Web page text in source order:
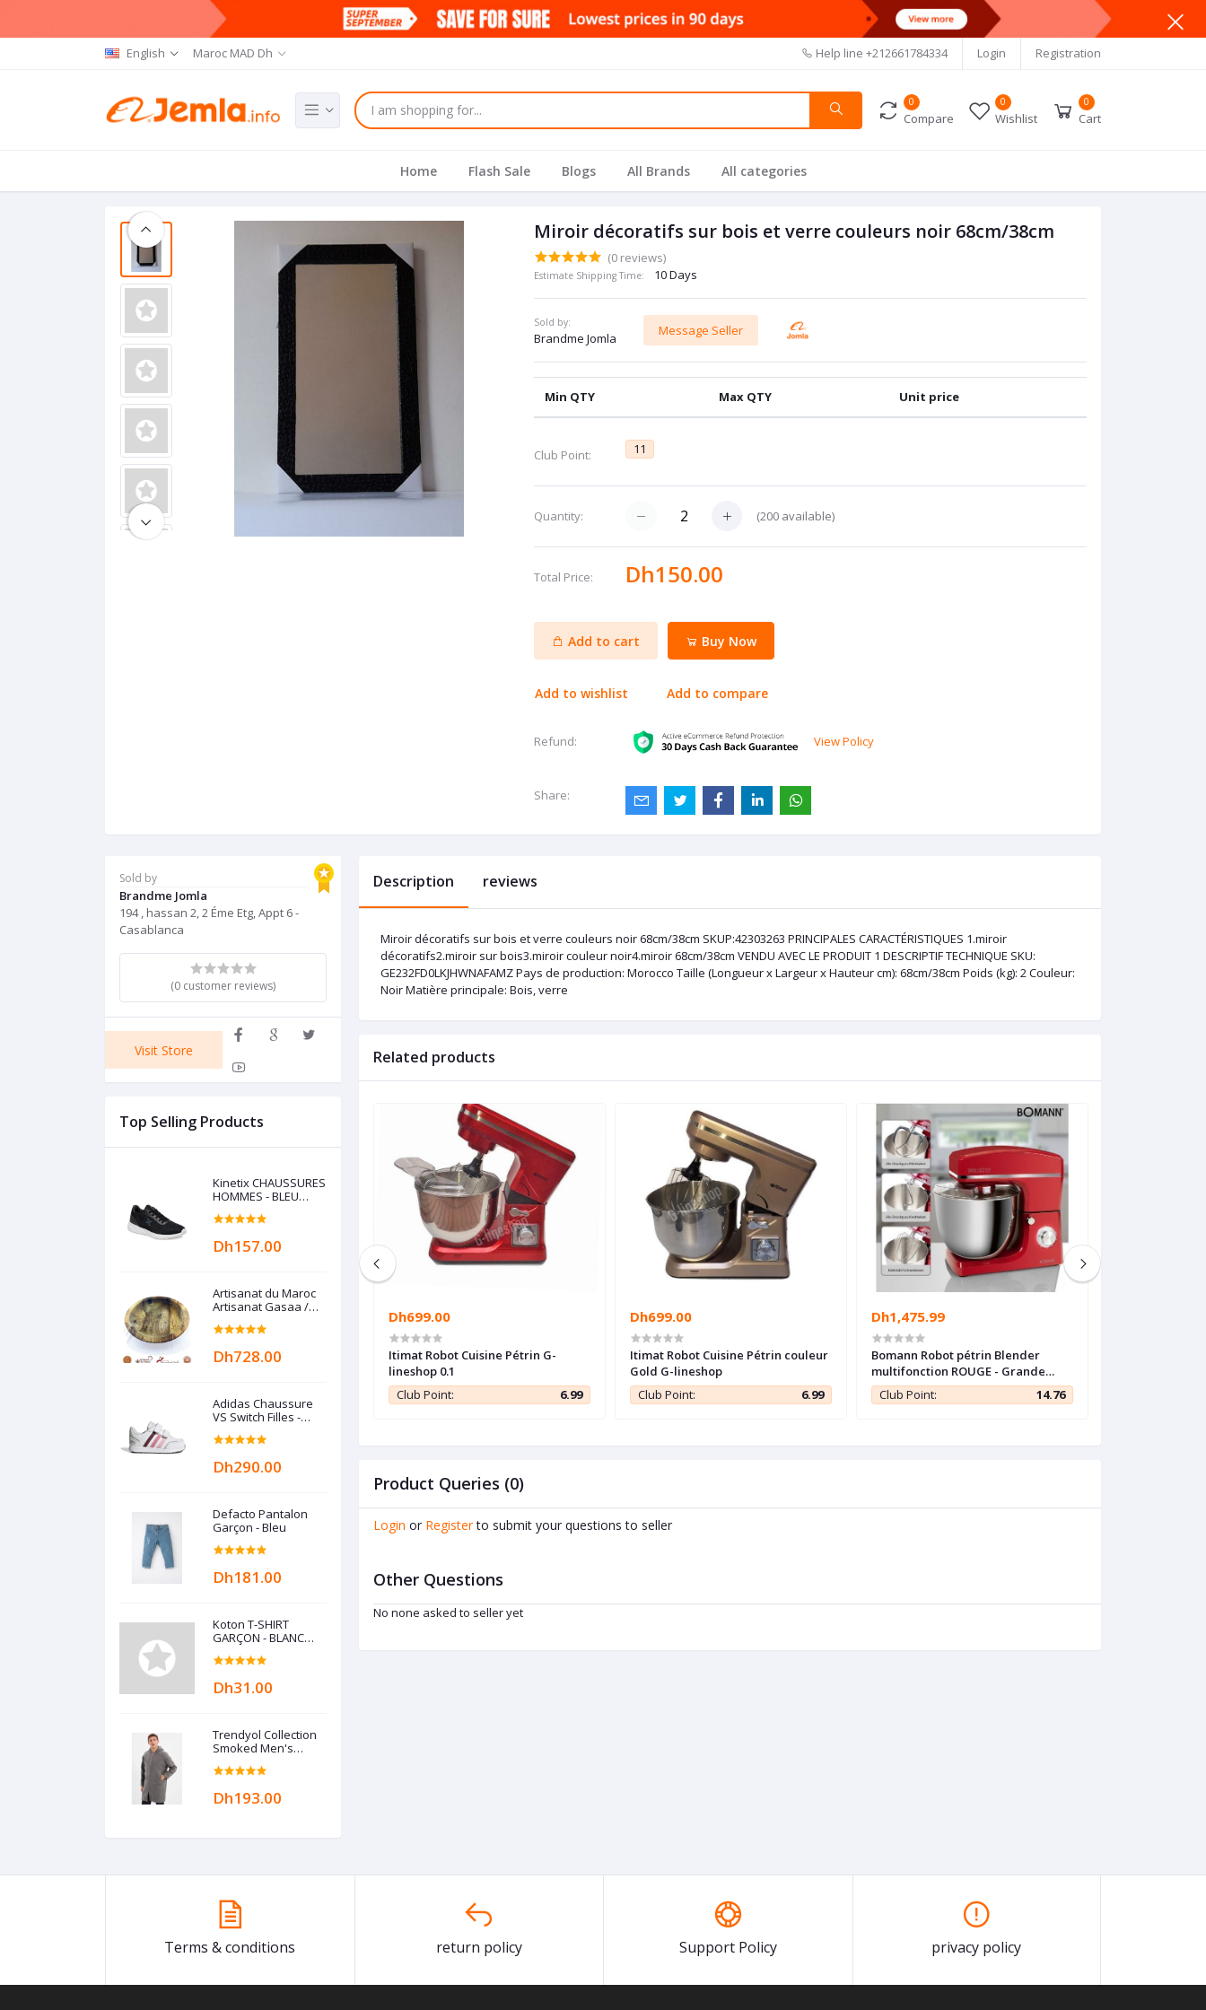
English Maroc MAD Dh Help line +212661784334 Login Registration
0
Compare
0
Wishlist
0
Cart
Home Flash Sale Blogs All Brands All categories
Miroir décoratifs sur bois et verre couleurs noir 68cm/38cm
(0 reviews)
Estimate Shipping Time: 10 Days
Sold by:
Brandme Jomla
Message Seller
Min QTY Max QTY Unit price
Club Point: 11
Quantity: (200 available)
Total Price: Dh150.00
Add to cart Buy Now
Add to wishlist Add to compare
Refund: View Policy
Share:
Sold by
Brandme Jomla
194 , hassan 2, 2 Éme Etg, Appt 6 -
Casablanca
(0 customer reviews)
Visit Store
Top Selling Products
Kinetix CHAUSSURES
HOMMES - BLEU
MARINE
Dh157.00
Artisanat du Maroc
Artisanat Gasaa /
Gas3a / Guesâa /
Plat à couscous en
Dh728.00
Adidas Chaussure
VS Switch Filles -
Crystal Blanc
Dh290.00
Defacto Pantalon
Garçon - Bleu
Dh181.00
Koton T-SHIRT
GARÇON - BLANC
ECRU
Dh31.00
Trendyol Collection
Smoked Men's
Hooded Zippered
Oversize Coat
Dh193.00
Description reviews
Miroir décoratifs sur bois et verre couleurs noir 68cm/38cm SKUP:42303263 PRINCIPALES CARACTÉRISTIQUES 1.miroir
décoratifs2.miroir sur bois3.miroir couleur noir4.miroir 68cm/38cm VENDU AVEC LE PRODUIT 1 DESCRIPTIF TECHNIQUE SKU:
GE232FD0LKJHWNAFAMZ Pays de production: Morocco Taille (Longueur x Largeur x Hauteur cm): 68cm/38cm Poids (kg): 2 Couleur:
Noir Matière principale: Bois, verre
Related products
Dh1,199.00
Bosch Robot pétrin multifonctions
Dh699.00
Itimat Robot Cuisine Pétrin G-
lineshop 0.1
Club Point:
6.99
Dh699.00
Itimat Robot Cuisine Pétrin couleur
Gold G-lineshop
Club Point:
6.99
Dh1,475.99
Bomann Robot pétrin Blender
multifonction ROUGE - Grande
capacité 10L - 1500W -
Club Point: 14.76
Product Queries (0)
Login or Register to submit your questions to seller
Other Questions
No none asked to seller yet
Terms & conditions return policy Support Policy privacy policy